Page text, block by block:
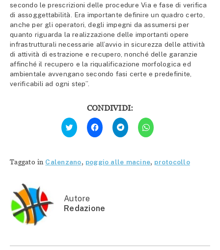
secondo le prescrizioni delle procedure Via e fase di verifica
di assoggettabilità. Era importante definire un quadro certo,
anche per gli operatori, degli impegni da assumersi per
quanto riguarda la realizzazione delle importanti opere
infrastrutturali necessarie all’avvio in sicurezza delle attività
di attività di estrazione e recupero, nonché delle garanzie
affinché il recupero e la riqualificazione morfologica ed
ambientale avvengano secondo fasi certe e predefinite,
verificabili ad ogni step”.
CONDIVIDI:
Fai
clic
qui
Twitter
(Si
finestra)
Fai
clic
per
condividere
(Si
apre
Fai
clic
per
condividere
(Si
apre
Fai
clic
per
(Si
apre
Taggato in Calenzano, poggio alle macine, protocollo
Autore
Redazione